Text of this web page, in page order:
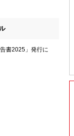
書2025」発行に